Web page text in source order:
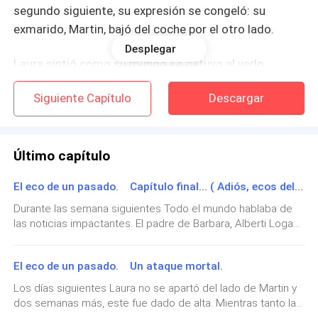
segundo siguiente, su expresión se congeló: su
exmarido, Martin, bajó del coche por el otro lado.
Laura sintió como su mundo se detuvo al verlo.
Habían pasado seis años y seguía luciendo igual de
atractivo. Era el mismo hombre del que se había
enamorado desde el primer instante. No quería ser
pagar rápidamente y marcharse lo antes posible.
De pronto, Lucas se acercó corriendo a ella con una
bolsa de snacks.
rápidamente Laura asintió, intentando mantener la
calma. Tomó la bolsa de snacks y sacó unas monedas
con prisa para pagar las cosas . Luego, salió
Desplegar
Siguiente Capítulo Descargar
Último capítulo
El eco de un pasado. Capítulo final... ( Adiós, ecos del pasado)
Durante las semana siguientes Todo el mundo hablaba de
las noticias impactantes. El padre de Barbara, Alberti Logan,
afirmando que había intentado ayudarla, pero que había
tomado un rumbo oscuro del que no podía hacerse
responsable. Con un tono frío y distante, anunció que se
El eco de un pasado. Un ataque mortal.
Los días siguientes Laura no se apartó del lado de Martin y
dos semanas más, este fue dado de alta. Mientras tanto la